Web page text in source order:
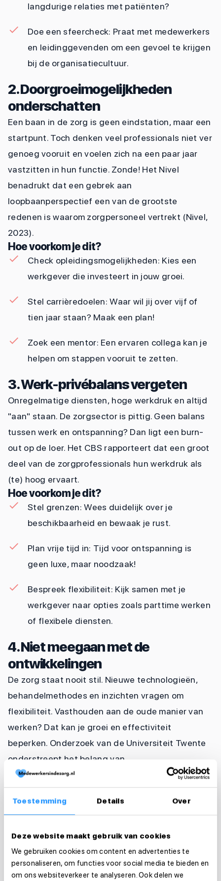
Toestemming Details Over
Deze website maakt gebruik van cookies
We gebruiken cookies om content en advertenties te
personaliseren, om functies voor social media te bieden en
om ons websiteverkeer te analyseren. Ook delen we
langdurige relaties met patiënten?
Doe een sfeercheck: Praat met medewerkers
en leidinggevenden om een gevoel te krijgen
bij de organisatiecultuur.
2. Doorgroeimogelijkheden
onderschatten
Een baan in de zorg is geen eindstation, maar een
startpunt. Toch denken veel professionals niet ver
genoeg vooruit en voelen zich na een paar jaar
vastzitten in hun functie. Zonde! Het Nivel
benadrukt dat een gebrek aan
loopbaanperspectief een van de grootste
redenen is waarom zorgpersoneel vertrekt (Nivel,
2023).
Hoe voorkom je dit?
Check opleidingsmogelijkheden: Kies een
werkgever die investeert in jouw groei.
Stel carrièredoelen: Waar wil jij over vijf of
tien jaar staan? Maak een plan!
Zoek een mentor: Een ervaren collega kan je
helpen om stappen vooruit te zetten.
3. Werk-privébalans vergeten
Onregelmatige diensten, hoge werkdruk en altijd
"aan" staan. De zorgsector is pittig. Geen balans
tussen werk en ontspanning? Dan ligt een burn-
out op de loer. Het CBS rapporteert dat een groot
deel van de zorgprofessionals hun werkdruk als
(te) hoog ervaart.
Hoe voorkom je dit?
Stel grenzen: Wees duidelijk over je
beschikbaarheid en bewaak je rust.
Plan vrije tijd in: Tijd voor ontspanning is
geen luxe, maar noodzaak!
Bespreek flexibiliteit: Kijk samen met je
werkgever naar opties zoals parttime werken
of flexibele diensten.
4. Niet meegaan met de
ontwikkelingen
De zorg staat nooit stil. Nieuwe technologieën,
behandelmethodes en inzichten vragen om
flexibiliteit. Vasthouden aan de oude manier van
werken? Dat kan je groei en effectiviteit
beperken. Onderzoek van de Universiteit Twente
onderstreept het belang van
aanpassingsvermogen en voortdurende educatie
in de zorg (Universiteit Twente, 2023).
Hoe voorkom je dit?
Blijf leren: Volg cursussen, workshops en
seminars om bij te blijven.
Wees open voor vernieuwing: Experimenteer
met nieuwe technologieën en methoden.